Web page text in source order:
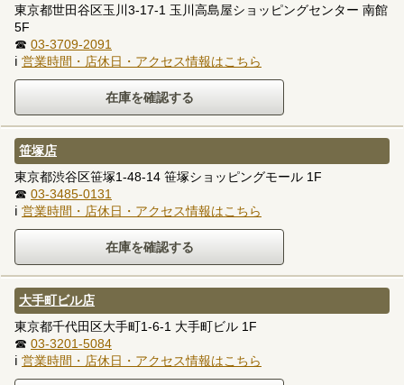
東京都世田谷区玉川3-17-1 玉川高島屋ショッピングセンター 南館
5F
☎ 03-3709-2091
ℹ 営業時間・店休日・アクセス情報はこちら
笹塚店
東京都渋谷区笹塚1-48-14 笹塚ショッピングモール 1F
☎ 03-3485-0131
ℹ 営業時間・店休日・アクセス情報はこちら
大手町ビル店
東京都千代田区大手町1-6-1 大手町ビル 1F
☎ 03-3201-5084
ℹ 営業時間・店休日・アクセス情報はこちら